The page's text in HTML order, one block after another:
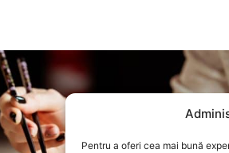
Pentru a oferi cea mai bună